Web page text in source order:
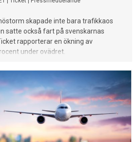
skapade inte bara trafikkaos
satte också fart på svenskarnas
rapporterar en ökning av
under ovädret.